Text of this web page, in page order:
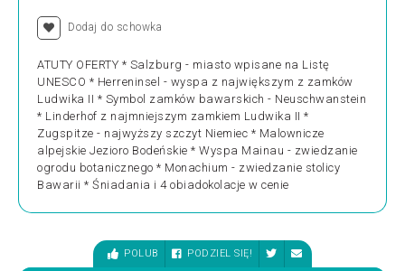
Dodaj do schowka
ATUTY OFERTY * Salzburg - miasto wpisane na Listę
UNESCO * Herreninsel - wyspa z największym z zamków
Ludwika II * Symbol zamków bawarskich - Neuschwanstein
* Linderhof z najmniejszym zamkiem Ludwika II *
Zugspitze - najwyższy szczyt Niemiec * Malownicze
alpejskie Jezioro Bodeńskie * Wyspa Mainau - zwiedzanie
ogrodu botanicznego * Monachium - zwiedzanie stolicy
Bawarii * Śniadania i 4 obiadokolacje w cenie
POLUB PODZIEL SIĘ!